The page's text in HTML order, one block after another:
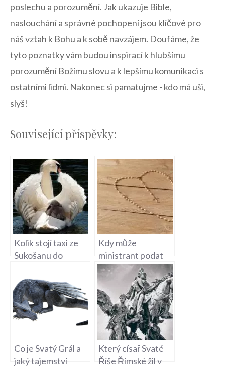
poslechu a porozumění. Jak ukazuje ‍Bible,
naslouchání a správné pochopení⁤ jsou klíčové pro
náš​ vztah k Bohu a k sobě navzájem. ⁤Doufáme, že
tyto poznatky vám budou inspirací k⁣ hlubšímu⁢
porozumění Božímu ‌slovu a k lepšímu komunikaci s
ostatními⁢ lidmi. Nakonec si ​pamatujme⁣ -​ kdo ‌má uši,
slyš!
Související příspěvky:
Kolik stojí taxi ze
Sukošanu do
Doprava na
Chorvatském
Ostrově
Kdy může
ministrant podat
Svaté přijímání na
mši svaté?
Co je Svatý Grál a
jaký tajemství
Který císař Svaté
Říše Římské žil v